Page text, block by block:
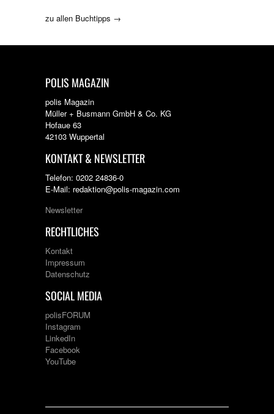
zu allen Buchtipps →
POLIS MAGAZIN
polis Magazin
Müller + Busmann GmbH & Co. KG
Hofaue 63
42103 Wuppertal
KONTAKT & NEWSLETTER
Telefon: 0202 24836-0
E-Mail: redaktion@polis-magazin.com
Newsletter
RECHTLICHES
Kontakt
Impressum
Datenschutz
SOCIAL MEDIA
polisFORUM
Instagram
LinkedIn
Facebook
YouTube